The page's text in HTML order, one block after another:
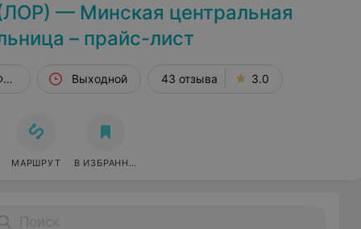
— Минская центральная
– прайс-лист
1
Выходной 43 отзыва 3.0
МАРШРУТ В ИЗБРАННОЕ